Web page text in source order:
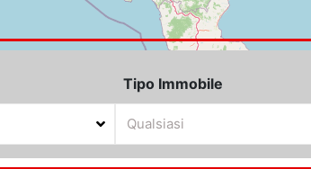
Tipo Immobile
Qualsiasi